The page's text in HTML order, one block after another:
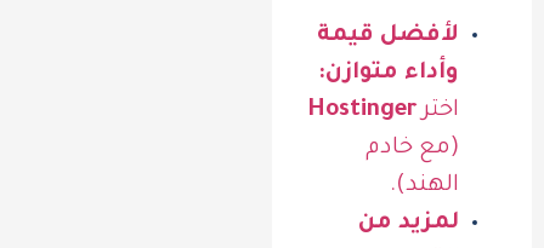
لأفضل قيمة
وأداء متوازن:
اخترHostinger
(مع خادم
الهند).
لمزيد من